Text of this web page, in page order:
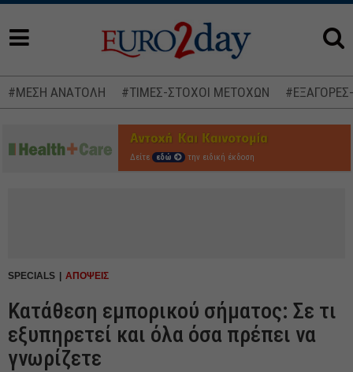
#ΜΕΣΗ ΑΝΑΤΟΛΗ #ΤΙΜΕΣ-ΣΤΟΧΟΙ ΜΕΤΟΧΩΝ
Δείτε εδώ την ειδική έκδοση
SPECIALS ΑΠΟΨΕΙΣ
Κατάθεση εμπορικού σήματος: Σε τι
εξυπηρετεί και όλα όσα πρέπει να
γνωρίζετε